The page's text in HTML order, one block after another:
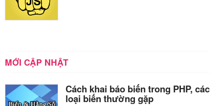
MỚI CẬP NHẬT
Cách khai báo biến trong PHP, các
loại biến thường gặp